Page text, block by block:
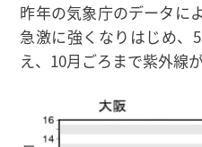
昨年の気象庁のデータに
急激に強くなりはじめ、
え、10月ごろまで紫外線